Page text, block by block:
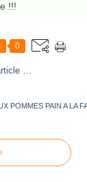
!!!
0
…
POMMES PAIN A LA